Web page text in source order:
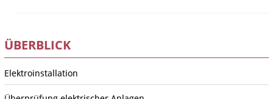
ÜBERBLICK
Elektroinstallation